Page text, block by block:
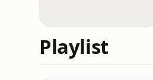
Playlist